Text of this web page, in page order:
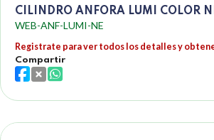
CILINDRO ANFORA LUMI COLOR
WEB-ANF-LUMI-NE
Registrate para ver todos los detalles y
Compartir